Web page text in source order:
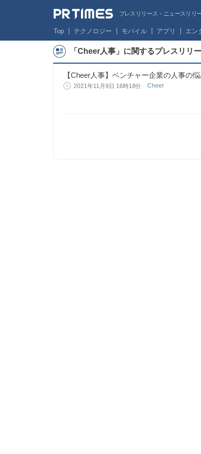
プレスリリース・ニュースリリ
Top テクノロジー モバイル アプリ エン
「Cheer人事」に関するプレスリリ
【Cheer人事】ベンチャー企業の人事の
2021年11月9日 16時18分 Cheer